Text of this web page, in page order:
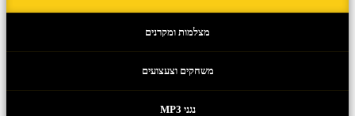
מצלמות ומקרנים
משחקים וצעצועים
נגני MP3